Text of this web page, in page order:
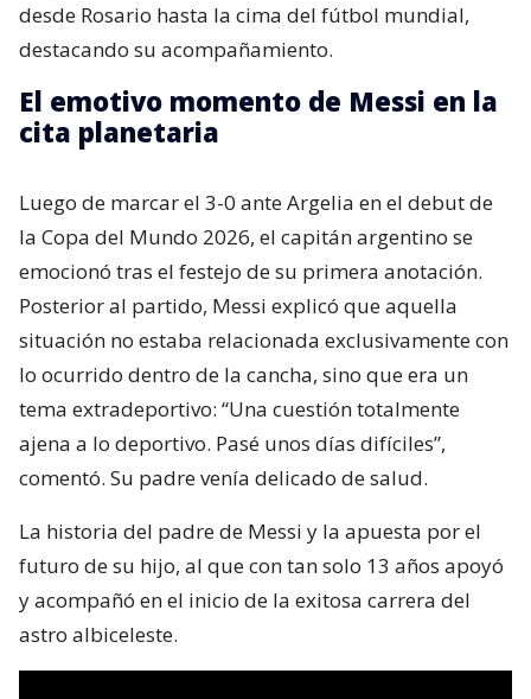
desde Rosario hasta la cima del fútbol mundial,
destacando su acompañamiento.
El emotivo momento de Messi en la
cita planetaria
Luego de marcar el 3-0 ante Argelia en el debut de
la Copa del Mundo 2026, el capitán argentino se
emocionó tras el festejo de su primera anotación.
Posterior al partido, Messi explicó que aquella
situación no estaba relacionada exclusivamente con
lo ocurrido dentro de la cancha, sino que era un
tema extradeportivo: “Una cuestión totalmente
ajena a lo deportivo. Pasé unos días difíciles”,
comentó. Su padre venía delicado de salud.
La historia del padre de Messi y la apuesta por el
futuro de su hijo, al que con tan solo 13 años apoyó
y acompañó en el inicio de la exitosa carrera del
astro albiceleste.